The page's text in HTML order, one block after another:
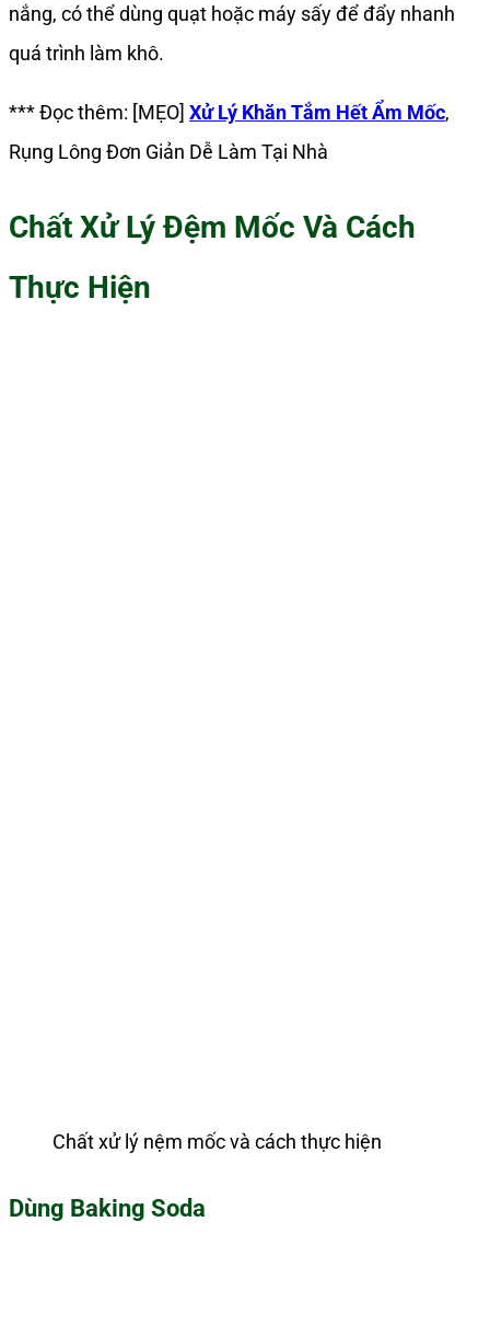
nắng, có thể dùng quạt hoặc máy sấy để đẩy nhanh
quá trình làm khô.
*** Đọc thêm: [MẸO] Xử Lý Khăn Tắm Hết Ẩm Mốc,
Rụng Lông Đơn Giản Dễ Làm Tại Nhà
Chất Xử Lý Đệm Mốc Và Cách
Thực Hiện
Chất xử lý nệm mốc và cách thực hiện
Dùng Baking Soda